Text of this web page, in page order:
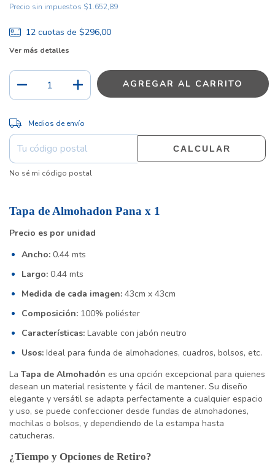
Precio sin impuestos $1.652,89
12 cuotas de $296,00
Ver más detalles
Entregas para el CP:
Medios de envío
CALCULAR
No sé mi código postal
Tapa de Almohadon Pana x 1
Precio es por unidad
Ancho: 0.44 mts
Largo: 0.44 mts
Medida de cada imagen: 43cm x 43cm
Composición: 100% poliéster
Características: Lavable con jabón neutro
Usos: Ideal para funda de almohadones, cuadros, bolsos, etc.
La Tapa de Almohadón es una opción excepcional para quienes
desean un material resistente y fácil de mantener. Su diseño
elegante y versátil se adapta perfectamente a cualquier espacio
y uso, se puede confeccioner desde fundas de almohadones,
mochilas o bolsos, y dependiendo de la estampa hasta
catucheras.
¿Tiempo y Opciones de Retiro?